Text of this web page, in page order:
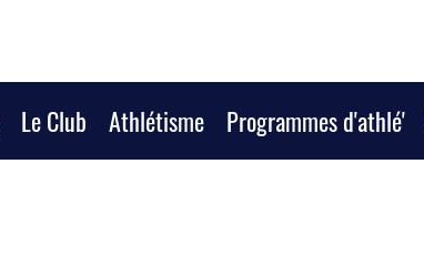
Le Club Athlétisme Programmes d'athlé'